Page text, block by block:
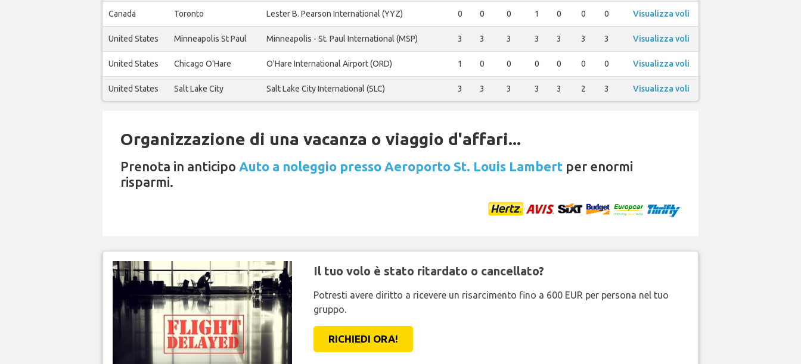
Canada Toronto Lester B. Pearson International (YYZ) 0 0 0 1 0 0 0 Visualizza voli
United States Minneapolis St Paul Minneapolis - St. Paul International (MSP) 3 3 3 3 3 3 3 Visualizza voli
United States Chicago O'Hare O'Hare International Airport (ORD) 1 0 0 0 0 0 0 Visualizza voli
United States Salt Lake City Salt Lake City International (SLC) 3 3 3 3 3 2 3 Visualizza voli
Organizzazione di una vacanza o viaggio d'affari...
Prenota in anticipo Auto a noleggio presso Aeroporto St. Louis Lambert per enormi
risparmi.
Il tuo volo è stato ritardato o cancellato?
Potresti avere diritto a ricevere un risarcimento fino a 600 EUR per persona nel tuo
gruppo.
RICHIEDI ORA!